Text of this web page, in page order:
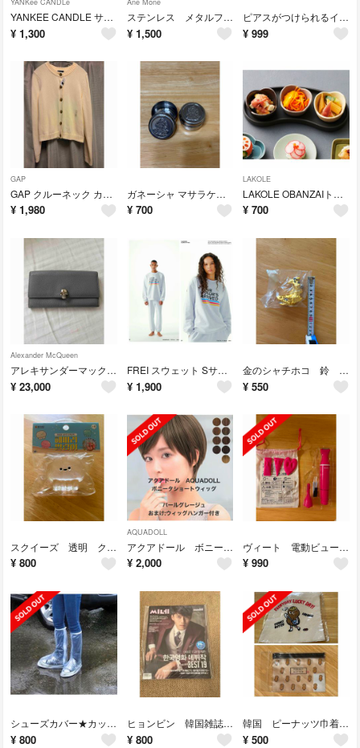
YANKEE CANDLE サンプラー Sage & Citrus
¥ 1,300
ステンレス メタルフープイヤリング[直径27mm]
¥ 1,500
ピアスがつけられるイヤーカフ
¥ 999
GAP
GAP クルーネック カーディガン アイボリー Mサイズ
¥ 1,980
ガネーシャ マサラケース 2個セット
¥ 700
LAKOLE
LAKOLE OBANZAIトレイ L ホワイト 新品
¥ 700
Alexander McQueen
アレキサンダーマックイーン 長財布 スカル グレー
¥ 23,000
FREI スウェット Sサイズ ライトグレー
¥ 1,900
金のシャチホコ 鈴 置き物
¥ 550
スクイーズ 透明 クラゲ
¥ 800
AQUADOLL
アクアドール ボニータショートウィッグ グレージュ
¥ 2,000
ヴィート 電動ビューティートリマー
¥ 990
シューズカバー★カッパの足
¥ 800
ヒョンビン 韓国雑誌CINE21
¥ 800
韓国 ピーナッツ巾着袋&ポーチ
¥ 500